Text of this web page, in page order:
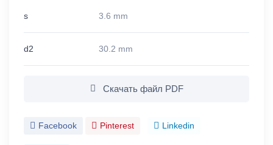
s 3.6 mm
d2 30.2 mm
Скачать файл PDF
Facebook Pinterest Linkedin